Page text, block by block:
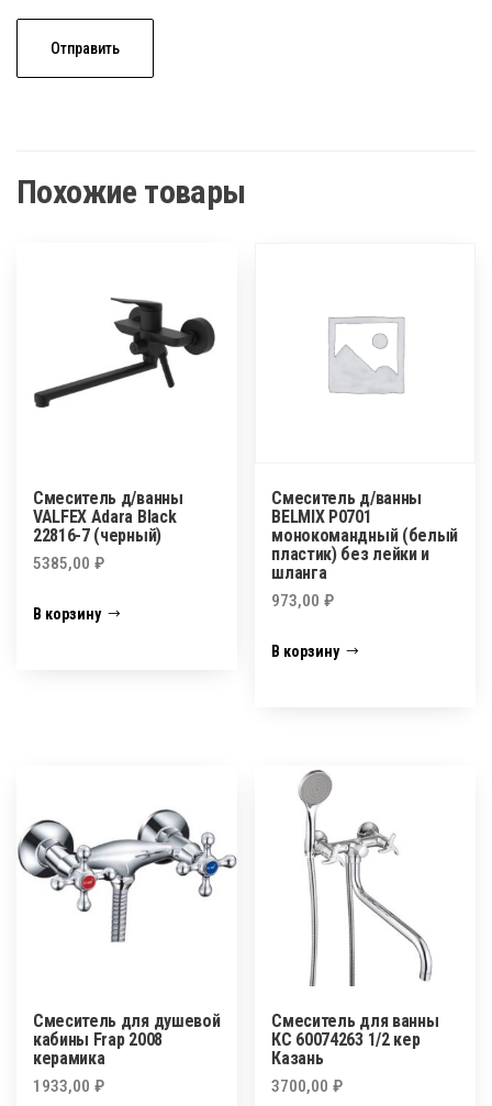
Похожие товары
Смеситель д/ванны
VALFEX Adara Black
22816-7 (черный)
5385,00 ₽
В корзину
Смеситель д/ванны
BELMIX P0701
монокомандный (белый
пластик) без лейки и
шланга
973,00₽
В корзину
Смеситель для душевой
кабины Frap 2008
керамика
1933,00 ₽
Смеситель для ванны
КС 60074263 1/2 кер
Казань
3700,00₽